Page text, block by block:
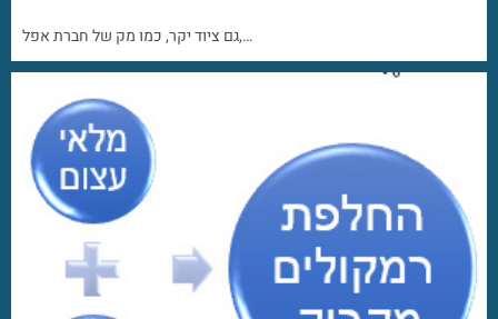
גם ציוד יקר, כמו מק של חברת אפל,…